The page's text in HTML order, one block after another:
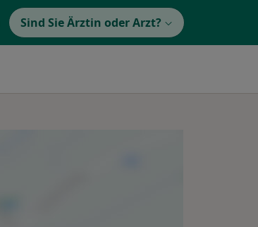
Sind Sie Ärztin oder Arzt?